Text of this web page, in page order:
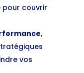
pour couvrir
,
vos